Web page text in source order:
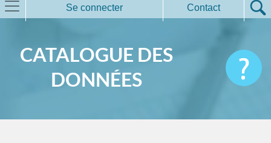
Se connecter Contact
CATALOGUE DES
DONNÉES